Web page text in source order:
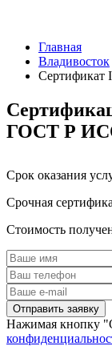
Главная
Владивосток
Сертификат
ГОСТ Р ИСО
Срок оказания
Срочная
Стоимость
Нажимая кнопку